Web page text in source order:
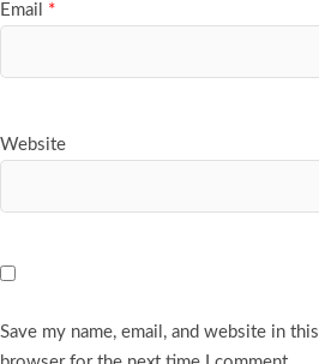
Email *
Website
Save my name, email, and website in this